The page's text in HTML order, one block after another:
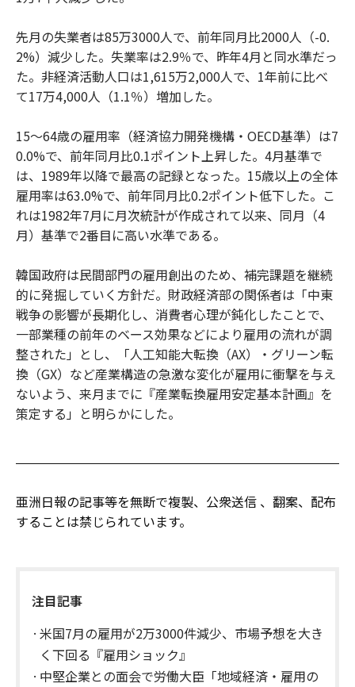
先月の失業者は85万3000人で、前年同月比2000人（-0.
2%）減少した。失業率は2.9％で、昨年4月と同水準だっ
た。非経済活動人口は1,615万2,000人で、1年前に比べ
て17万4,000人（1.1％）増加した。
15～64歳の雇用率（経済協力開発機構・OECD基準）は7
0.0%で、前年同月比0.1ポイント上昇した。4月基準で
は、1989年以降で最高の記録となった。15歳以上の全体
雇用率は63.0%で、前年同月比0.2ポイント低下した。こ
れは1982年7月に月次統計が作成されて以来、同月（4
月）基準で2番目に高い水準である。
韓国政府は民間部門の雇用創出のため、補完課題を継続
的に発掘していく方針だ。財政経済部の関係者は「中東
戦争の影響が長期化し、消費者心理が鈍化したことで、
一部業種の前年のベース効果などにより雇用の流れが調
整された」とし、「人工知能大転換（AX）・グリーン転
換（GX）など産業構造の急激な変化が雇用に衝撃を与え
ないよう、来月までに『産業転換雇用安定基本計画』を
策定する」と明らかにした。
亜洲日報の記事等を無断で複製、公衆送信 、翻案、配布
することは禁じられています。
注目記事
米国7月の雇用が2万3000件減少、市場予想を大き
く下回る『雇用ショック』
中堅企業との面会で労働大臣「地域経済・雇用の